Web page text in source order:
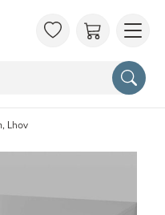
OM
FAQ
Lhov